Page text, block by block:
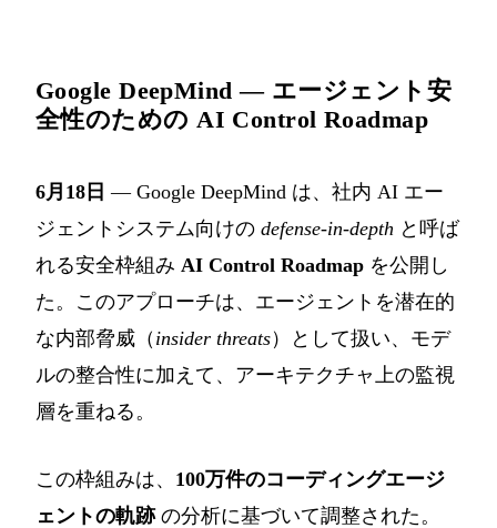
Google DeepMind — エージェント安
全性のための AI Control Roadmap
6月18日 — Google DeepMind は、社内 AI エー
ジェントシステム向けの defense-in-depth と呼ば
れる安全枠組み AI Control Roadmap を公開し
た。このアプローチは、エージェントを潜在的
な内部脅威（ insider threats）として扱い、モデ
ルの整合性に加えて、アーキテクチャ上の監視
層を重ねる。
この枠組みは、 100万件のコーディングエージ
ェントの軌跡の分析に基づいて調整された。